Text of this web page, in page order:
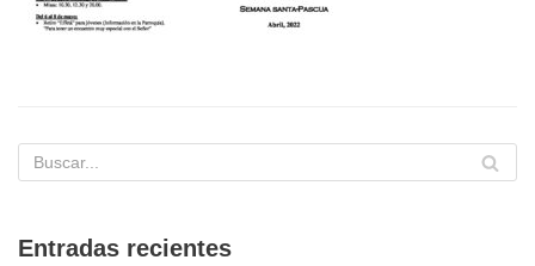
Entradas recientes